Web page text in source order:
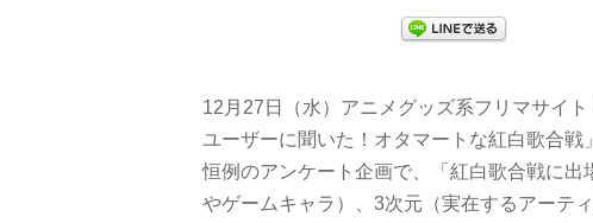
12月27日（水）アニメグッズ系フリマサイ
ユーザーに聞いた！オタマートな紅白歌合
恒例のアンケート企画で、「紅白歌合戦に
やゲームキャラ）、3次元（実在するアーテ